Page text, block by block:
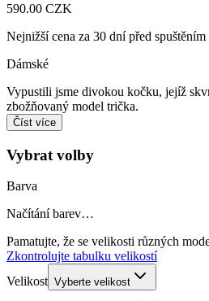
590.00 CZK
Nejnižší cena za 30 dní před
Dámské
Vypustili jsme divokou kočku, jejíž
zbožňovaný model trička.
Číst více
Vybrat volby
Barva
Načítání barev…
Pamatujte, že se velikosti různých
Zkontrolujte tabulku velikostí
Velikost Vyberte velikost